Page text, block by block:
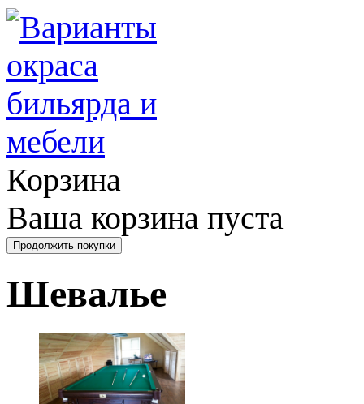
Корзина
Ваша корзина пуста
Шевалье